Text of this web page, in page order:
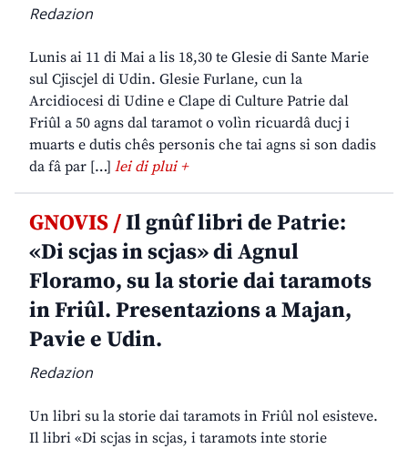
Redazion
Lunis ai 11 di Mai a lis 18,30 te Glesie di Sante Marie
sul Cjiscjel di Udin. Glesie Furlane, cun la
Arcidiocesi di Udine e Clape di Culture Patrie dal
Friûl a 50 agns dal taramot o volìn ricuardâ ducj i
muarts e dutis chês personis che tai agns si son dadis
da fâ par […] lei di plui +
GNOVIS /Il gnûf libri de Patrie:
«Di scjas in scjas» di Agnul
Floramo, su la storie dai taramots
in Friûl. Presentazions a Majan,
Pavie e Udin.
Redazion
Un libri su la storie dai taramots in Friûl nol esisteve.
Il libri «Di scjas in scjas, i taramots inte storie